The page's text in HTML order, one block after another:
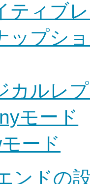
ティブ
ップシ
カルレ
モード
ード
ンドの